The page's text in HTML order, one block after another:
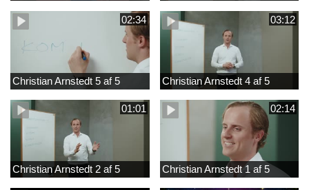
02:34
Christian Arnstedt 5 af 5
03:12
Christian Arnstedt 4 af 5
01:01
Christian Arnstedt 2 af 5
02:14
Christian Arnstedt 1 af 5